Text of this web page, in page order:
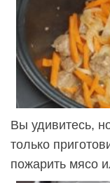
Вы удивитесь,
только
пожарить мясо